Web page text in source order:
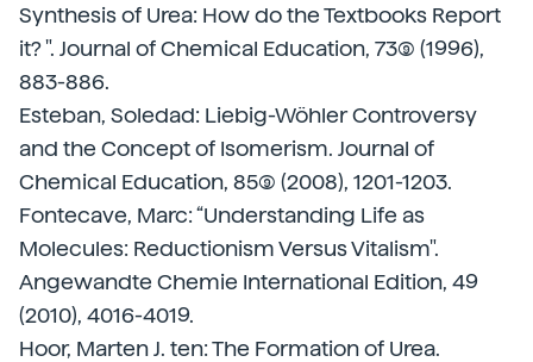
Synthesis of Urea: How do the Textbooks Report
it? ". Journal of Chemical Education, 73(9) (1996),
883-886.
Esteban, Soledad: Liebig-Wöhler Controversy
and the Concept of Isomerism. Journal of
Chemical Education, 85(9) (2008), 1201-1203.
Fontecave, Marc: “Understanding Life as
Molecules: Reductionism Versus Vitalism".
Angewandte Chemie International Edition, 49
(2010), 4016-4019.
Hoor, Marten J. ten: The Formation of Urea.